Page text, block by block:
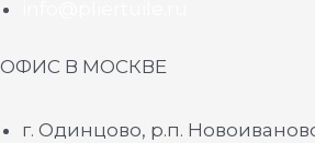
ОФИС В МОСКВЕ
г. Одинцово, р.п.